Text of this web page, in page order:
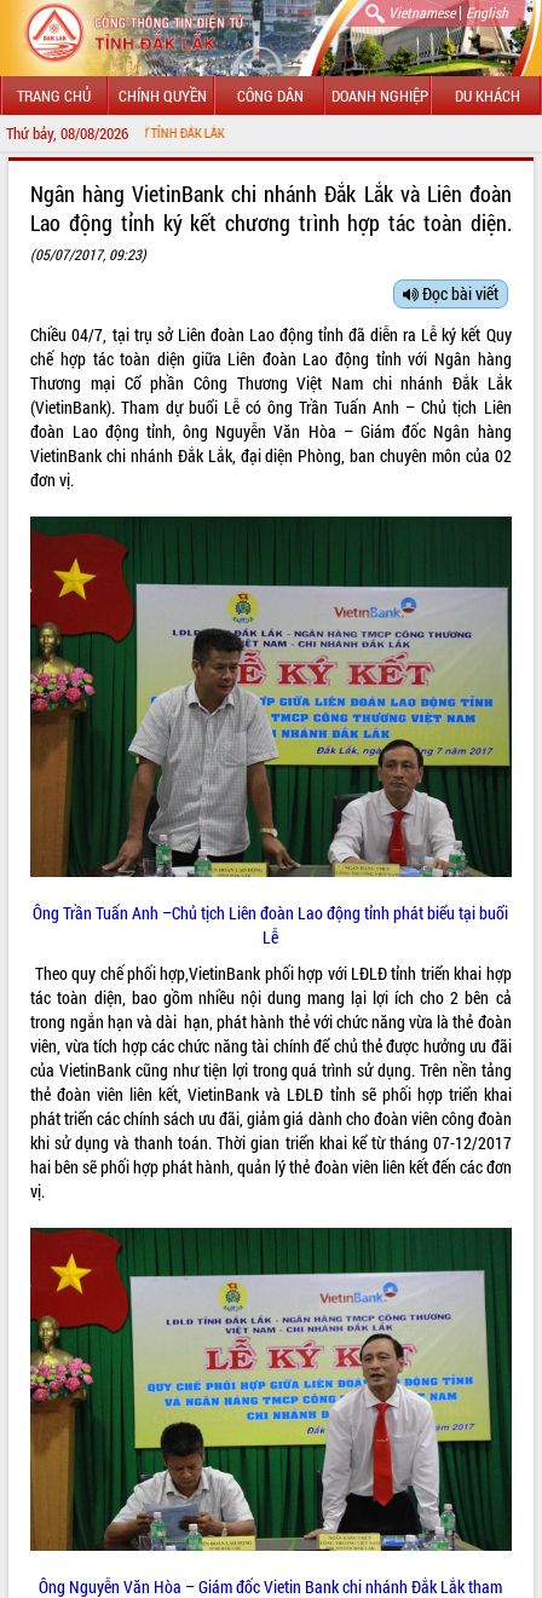
Vietnamese| English
TRANG CHỦ CHÍNH QUYỀN CÔNG DÂN DOANH NGHIỆP DU KHÁCH
Thứ bảy, 08/08/2026
LÃNH ĐẠO UBND TỈNH
SỞ, BAN, NGÀNH
UBND CÁC XÃ, PHƯỜNG
THÔNG TIN CHỈ ĐẠO ĐIỀU HÀNH
HỆ THỐNG VĂN BẢN
VĂN BẢN HĐND TỈNH
ĐIỂM TIN VĂN BẢN
QUY HOẠCH - KẾ HOẠCH
VIDEO
Không có file video nào để phát.
LIÊN KẾT WEB
Ngân hàng VietinBank chi nhánh Đắk Lắk và Liên đoàn
Lao động tỉnh ký kết chương trình hợp tác toàn diện.
(05/07/2017, 09:23)
Đọc bài viết
Chiều 04/7, tại trụ sở Liên đoàn Lao động tỉnh đã diễn ra Lễ ký kết Quy
chế hợp tác toàn diện giữa Liên đoàn Lao động tỉnh với Ngân hàng
Thương mại Cổ phần Công Thương Việt Nam chi nhánh Đắk Lắk
(VietinBank). Tham dự buổi Lễ có ông Trần Tuấn Anh – Chủ tịch Liên
đoàn Lao động tỉnh, ông Nguyễn Văn Hòa – Giám đốc Ngân hàng
VietinBank chi nhánh Đắk Lắk, đại diện Phòng, ban chuyên môn của 02
đơn vị.
Ông Trần Tuấn Anh –Chủ tịch Liên đoàn Lao động tỉnh phát biểu tại buổi
Lễ
Theo quy chế phối hợp,VietinBank phối hợp với LĐLĐ tỉnh triển khai hợp
tác toàn diện, bao gồm nhiều nội dung mang lại lợi ích cho 2 bên cả
trong ngắn hạn và dài hạn, phát hành thẻ với chức năng vừa là thẻ đoàn
viên, vừa tích hợp các chức năng tài chính để chủ thẻ được hưởng ưu đãi
của VietinBank cũng như tiện lợi trong quá trình sử dụng. Trên nền tảng
thẻ đoàn viên liên kết, VietinBank và LĐLĐ tỉnh sẽ phối hợp triển khai
phát triển các chính sách ưu đãi, giảm giá dành cho đoàn viên công đoàn
khi sử dụng và thanh toán. Thời gian triển khai kể từ tháng 07-12/2017
hai bên sẽ phối hợp phát hành, quản lý thẻ đoàn viên liên kết đến các đơn
vị.
Ông Nguyễn Văn Hòa – Giám đốc Vietin Bank chi nhánh Đắk Lắk tham